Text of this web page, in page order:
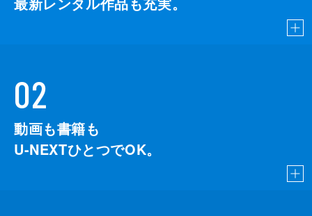
02
動画も書籍も
U-NEXTひとつでOK。